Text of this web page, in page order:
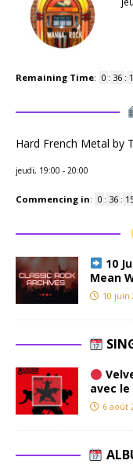
Remaining Time: 0 : 36 :
Hard French Metal by
jeudi, 19:00 - 20:00
Commencing in: 0 : 36 :
10
Mean
10 juin
avec le
6 août